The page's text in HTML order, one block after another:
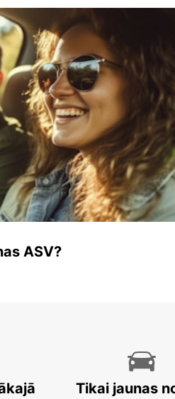
ANNECY
ANNECY - FRANCE
ASV?
Tikai jaunas